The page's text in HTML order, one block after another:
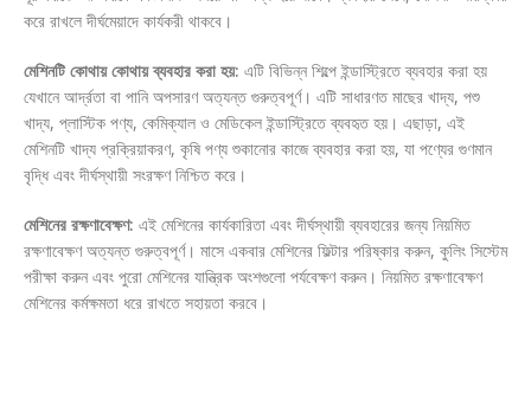
করে রাখলে দীর্ঘমেয়াদে কার্যকরী থাকবে।
মেশিনটি কোথায় কোথায় ব্যবহার করা হয়: এটি বিভিন্ন শিল্পে ইন্ডাস্ট্রিতে ব্যবহার করা হয়
যেখানে আর্দ্রতা বা পানি অপসারণ অত্যন্ত গুরুত্বপূর্ণ। এটি সাধারণত মাছের খাদ্য, পশু
খাদ্য, প্লাস্টিক পণ্য, কেমিক্যাল ও মেডিকেল ইন্ডাস্ট্রিতে ব্যবহৃত হয়। এছাড়া, এই
মেশিনটি খাদ্য প্রক্রিয়াকরণ, কৃষি পণ্য শুকানোর কাজে ব্যবহার করা হয়, যা পণ্যের গুণমান
বৃদ্ধি এবং দীর্ঘস্থায়ী সংরক্ষণ নিশ্চিত করে।
মেশিনের রক্ষণাবেক্ষণ: এই মেশিনের কার্যকারিতা এবং দীর্ঘস্থায়ী ব্যবহারের জন্য নিয়মিত
রক্ষণাবেক্ষণ অত্যন্ত গুরুত্বপূর্ণ। মাসে একবার মেশিনের ফিল্টার পরিষ্কার করুন, কুলিং সিস্টেম
পরীক্ষা করুন এবং পুরো মেশিনের যান্ত্রিক অংশগুলো পর্যবেক্ষণ করুন। নিয়মিত রক্ষণাবেক্ষণ
মেশিনের কর্মক্ষমতা ধরে রাখতে সহায়তা করবে।